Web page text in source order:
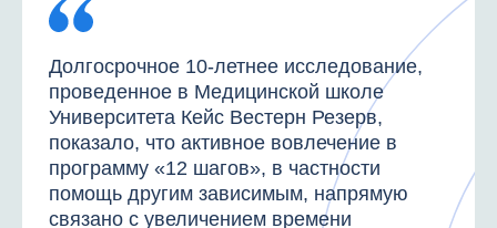
Долгосрочное 10-летнее исследование,
проведенное в Медицинской школе
Университета Кейс Вестерн Резерв,
показало, что активное вовлечение в
программу «12 шагов», в частности
помощь другим зависимым, напрямую
связано с увеличением времени